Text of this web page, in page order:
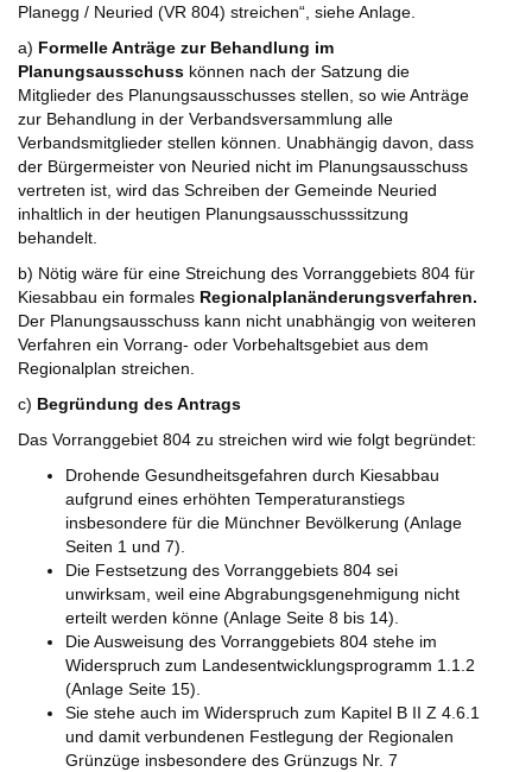
Planegg / Neuried (VR 804) streichen“, siehe Anlage.
a) Formelle Anträge zur Behandlung im
Planungsausschuss können nach der Satzung die
Mitglieder des Planungsausschusses stellen, so wie Anträge
zur Behandlung in der Verbandsversammlung alle
Verbandsmitglieder stellen können. Unabhängig davon, dass
der Bürgermeister von Neuried nicht im Planungsausschuss
vertreten ist, wird das Schreiben der Gemeinde Neuried
inhaltlich in der heutigen Planungsausschusssitzung
behandelt.
b) Nötig wäre für eine Streichung des Vorranggebiets 804 für
Kiesabbau ein formales Regionalplanänderungsverfahren.
Der Planungsausschuss kann nicht unabhängig von weiteren
Verfahren ein Vorrang- oder Vorbehaltsgebiet aus dem
Regionalplan streichen.
c) Begründung des Antrags
Das Vorranggebiet 804 zu streichen wird wie folgt begründet:
Drohende Gesundheitsgefahren durch Kiesabbau
aufgrund eines erhöhten Temperaturanstiegs
insbesondere für die Münchner Bevölkerung (Anlage
Seiten 1 und 7).
Die Festsetzung des Vorranggebiets 804 sei
unwirksam, weil eine Abgrabungsgenehmigung nicht
erteilt werden könne (Anlage Seite 8 bis 14).
Die Ausweisung des Vorranggebiets 804 stehe im
Widerspruch zum Landesentwicklungsprogramm 1.1.2
(Anlage Seite 15).
Sie stehe auch im Widerspruch zum Kapitel B II Z 4.6.1
und damit verbundenen Festlegung der Regionalen
Grünzüge insbesondere des Grünzugs Nr. 7